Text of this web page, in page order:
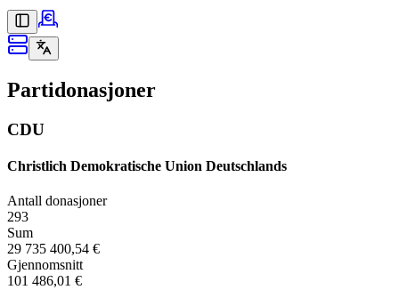
Partidonasjoner
CDU
Christlich Demokratische Union Deutschlands
Antall donasjoner
293
Sum
29 735 400,54 €
Gjennomsnitt
101 486,01 €